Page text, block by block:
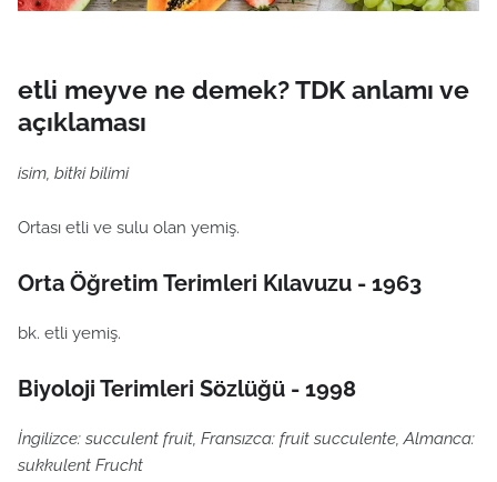
etli meyve ne demek? TDK anlamı ve
açıklaması
isim, bitki bilimi
Ortası etli ve sulu olan yemiş.
Orta Öğretim Terimleri Kılavuzu - 1963
bk. etli yemiş.
Biyoloji Terimleri Sözlüğü - 1998
İngilizce: succulent fruit, Fransızca: fruit succulente, Almanca:
sukkulent Frucht